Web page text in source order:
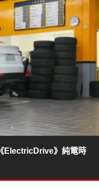
ElectricDrive》純電時